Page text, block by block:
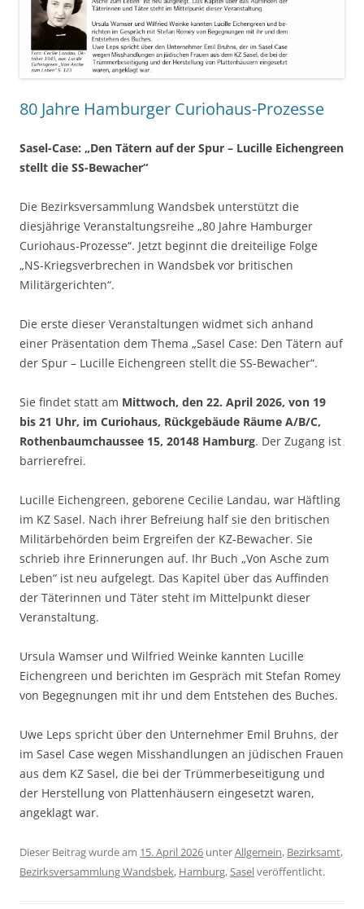
80 Jahre Hamburger Curiohaus-Prozesse
Sasel-Case: „Den Tätern auf der Spur – Lucille Eichengreen
stellt die SS-Bewacher“
Die Bezirksversammlung Wandsbek unterstützt die
diesjährige Veranstaltungsreihe „80 Jahre Hamburger
Curiohaus-Prozesse“. Jetzt beginnt die dreiteilige Folge
„NS-Kriegsverbrechen in Wandsbek vor britischen
Militärgerichten“.
Die erste dieser Veranstaltungen widmet sich anhand
einer Präsentation dem Thema „Sasel Case: Den Tätern auf
der Spur – Lucille Eichengreen stellt die SS-Bewacher“.
Sie findet statt am Mittwoch, den 22. April 2026, von 19
bis 21 Uhr, im Curiohaus, Rückgebäude Räume A/B/C,
Rothenbaumchaussee 15, 20148 Hamburg. Der Zugang ist
barrierefrei.
Lucille Eichengreen, geborene Cecilie Landau, war Häftling
im KZ Sasel. Nach ihrer Befreiung half sie den britischen
Militärbehörden beim Ergreifen der KZ-Bewacher. Sie
schrieb ihre Erinnerungen auf. Ihr Buch „Von Asche zum
Leben“ ist neu aufgelegt. Das Kapitel über das Auffinden
der Täterinnen und Täter steht im Mittelpunkt dieser
Veranstaltung.
Ursula Wamser und Wilfried Weinke kannten Lucille
Eichengreen und berichten im Gespräch mit Stefan Romey
von Begegnungen mit ihr und dem Entstehen des Buches.
Uwe Leps spricht über den Unternehmer Emil Bruhns, der
im Sasel Case wegen Misshandlungen an jüdischen Frauen
aus dem KZ Sasel, die bei der Trümmerbeseitigung und
der Herstellung von Plattenhäusern eingesetzt waren,
angeklagt war.
Dieser Beitrag wurde am 15. April 2026 unterAllgemein, Bezirksamt,
Bezirksversammlung Wandsbek, Hamburg,Saselveröffentlicht.